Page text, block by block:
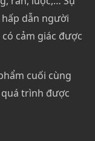
dẫn người
cảm giác được
cuối cùng
trình được